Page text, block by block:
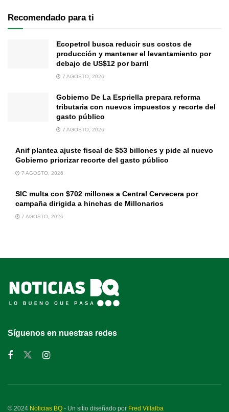
Recomendado para ti
Ecopetrol busca reducir sus costos de
producción y mantener el levantamiento por
debajo de US$12 por barril
7 AGOSTO, 2026
Gobierno De La Espriella prepara reforma
tributaria con nuevos impuestos y recorte del
gasto público
7 AGOSTO, 2026
Anif plantea ajuste fiscal de $53 billones y pide al nuevo
Gobierno priorizar recorte del gasto público
7 AGOSTO, 2026
SIC multa con $702 millones a Central Cervecera por
campaña dirigida a hinchas de Millonarios
7 AGOSTO, 2026
Síguenos en nuestras redes
© 2024 Noticias BQ - Un sitio diseñado por Fred Villalba